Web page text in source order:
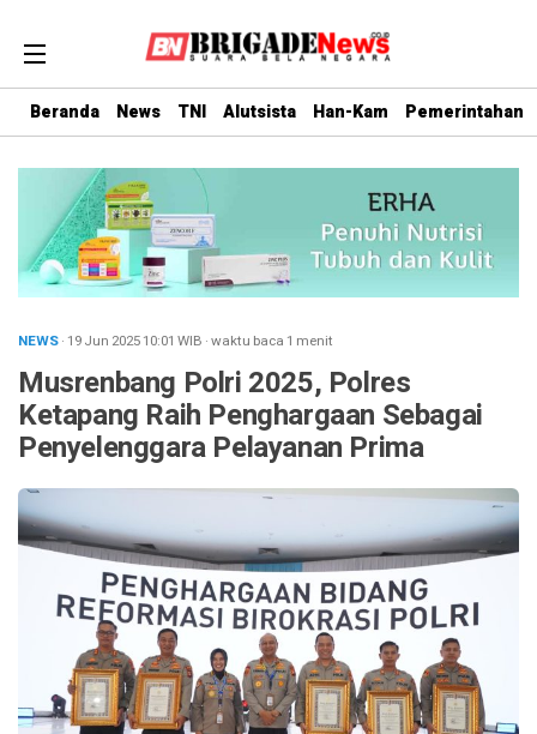
Beranda News TNI Alutsista Han-Kam Pemerintahan
NEWS· 19 Jun 202510:01 WIB ·waktu baca 1 menit
Musrenbang Polri 2025, Polres
Ketapang Raih Penghargaan Sebagai
Penyelenggara Pelayanan Prima